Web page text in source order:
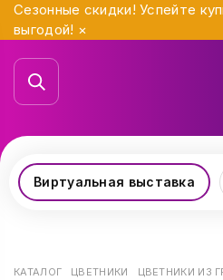
Сезонные скидки! Успейте
выгодой! ×
Виртуальная выставка
КАТАЛОГ ЦВЕТНИКИ ЦВЕТНИКИ ИЗ